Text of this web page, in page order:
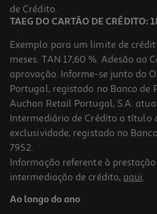
de Crédito.
TAEG DO CARTÃO DE CRÉDITO:
Exemplo para um limite de
meses. TAN 17,60 %. Adesão ao
aprovação. Informe-se junto do
Portugal, registado no Banco de
Auchan Retail Portugal, S.A.
Intermediário de Crédito a título
exclusividade, registado no
7952.
Informação referente à
intermediação de crédito, aqui.
Ao longo do ano